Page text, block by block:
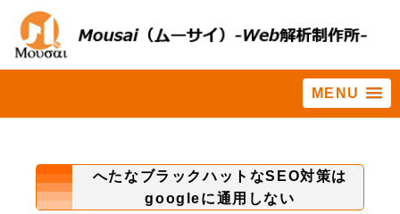
MENU
へたなブラックハットな
へたなブラックハットなSEO対策は
googleに通用しない